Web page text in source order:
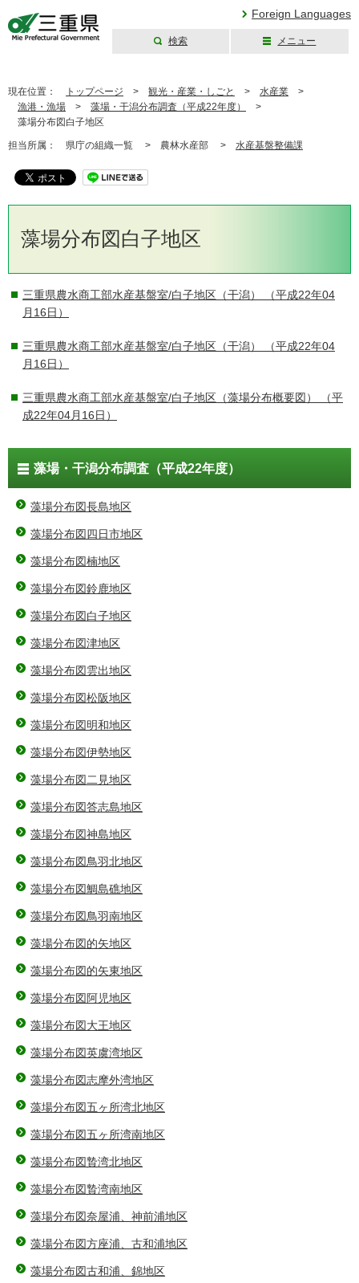
Foreign Languages
検索 メニュー
現在位置： トップページ > 観光・産業・しごと > 水産業 >
漁港・漁場 > 藻場・干潟分布調査（平成22年度）
>
藻場分布図白子地区
担当所属： 県庁の組織一覧 > 農林水産部 > 水産基盤整備課
藻場分布図白子地区
三重県農水商工部水産基盤室/白子地区（干潟）
（平成22年04
月16日）
三重県農水商工部水産基盤室/白子地区（干潟）
（平成22年04
月16日）
三重県農水商工部水産基盤室/白子地区（藻場分布概要図）
（平
成22年04月16日）
藻場・干潟分布調査（平成22年度）
藻場分布図長島地区
藻場分布図四日市地区
藻場分布図楠地区
藻場分布図鈴鹿地区
藻場分布図白子地区
藻場分布図津地区
藻場分布図雲出地区
藻場分布図松阪地区
藻場分布図明和地区
藻場分布図伊勢地区
藻場分布図二見地区
藻場分布図答志島地区
藻場分布図神島地区
藻場分布図鳥羽北地区
藻場分布図鯛島礁地区
藻場分布図鳥羽南地区
藻場分布図的矢地区
藻場分布図的矢東地区
藻場分布図阿児地区
藻場分布図大王地区
藻場分布図英虞湾地区
藻場分布図志摩外湾地区
藻場分布図五ヶ所湾北地区
藻場分布図五ヶ所湾南地区
藻場分布図贄湾北地区
藻場分布図贄湾南地区
藻場分布図奈屋浦、神前浦地区
藻場分布図方座浦、古和浦地区
藻場分布図古和浦、錦地区